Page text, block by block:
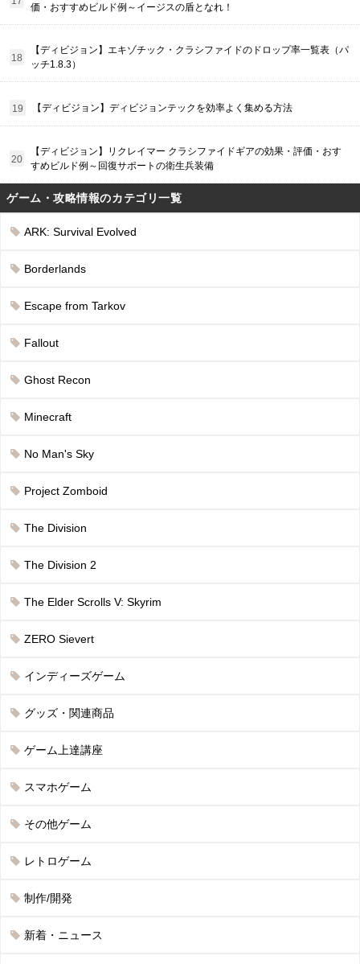
価・おすすめビルド例～イージスの盾となれ！
【ディビジョン】エキゾチック・クラシファイドのドロップ率一覧表（パ
ッチ1.8.3）
【ディビジョン】ディビジョンテックを効率よく集める方法
【ディビジョン】リクレイマー クラシファイドギアの効果・評価・おす
すめビルド例～回復サポートの衛生兵装備
ゲーム・攻略情報のカテゴリ一覧
ARK: Survival Evolved
Borderlands
Escape from Tarkov
Fallout
Ghost Recon
Minecraft
No Man's Sky
Project Zomboid
The Division
The Division 2
The Elder Scrolls V: Skyrim
ZERO Sievert
インディーズゲーム
グッズ・関連商品
ゲーム上達講座
スマホゲーム
その他ゲーム
レトロゲーム
制作/開発
新着・ニュース